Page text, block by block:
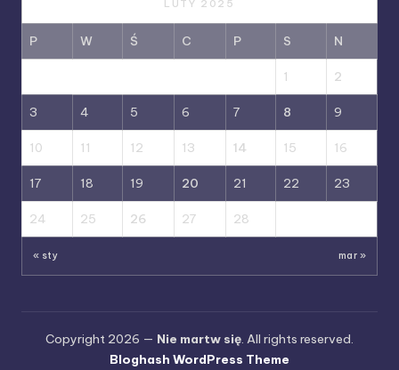
LUTY 2025
P W Ś C P S N
1 2
3 4 5 6 7 8 9
10 11 12 13 14 15 16
17 18 19 20 21 22 23
24 25 26 27 28
« sty mar »
Copyright 2026 — Nie martw się. All rights reserved.
Bloghash WordPress Theme